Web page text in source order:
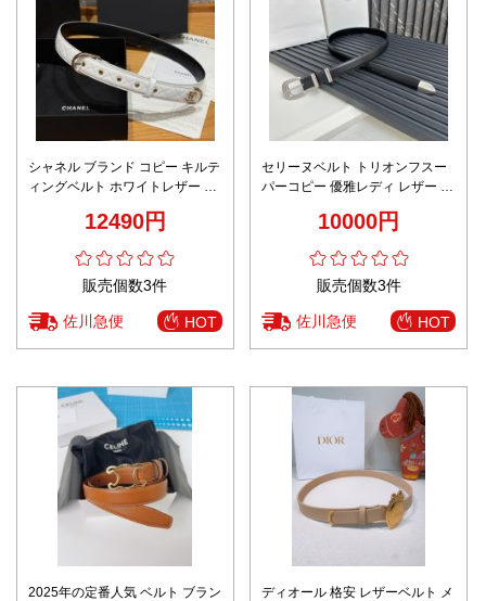
シャネル ブランド コピー キルテ
ィングベルト ホワイトレザー ゴ
12490円
販売個数3件
佐川急便 HOT
セリーヌベルト トリオンフスー
パーコピー 優雅レディ レザー 牛
10000円
販売個数3件
佐川急便 HOT
2025年の定番人気 ベルト ブラン
ディオール 格安 レザーベルト メ